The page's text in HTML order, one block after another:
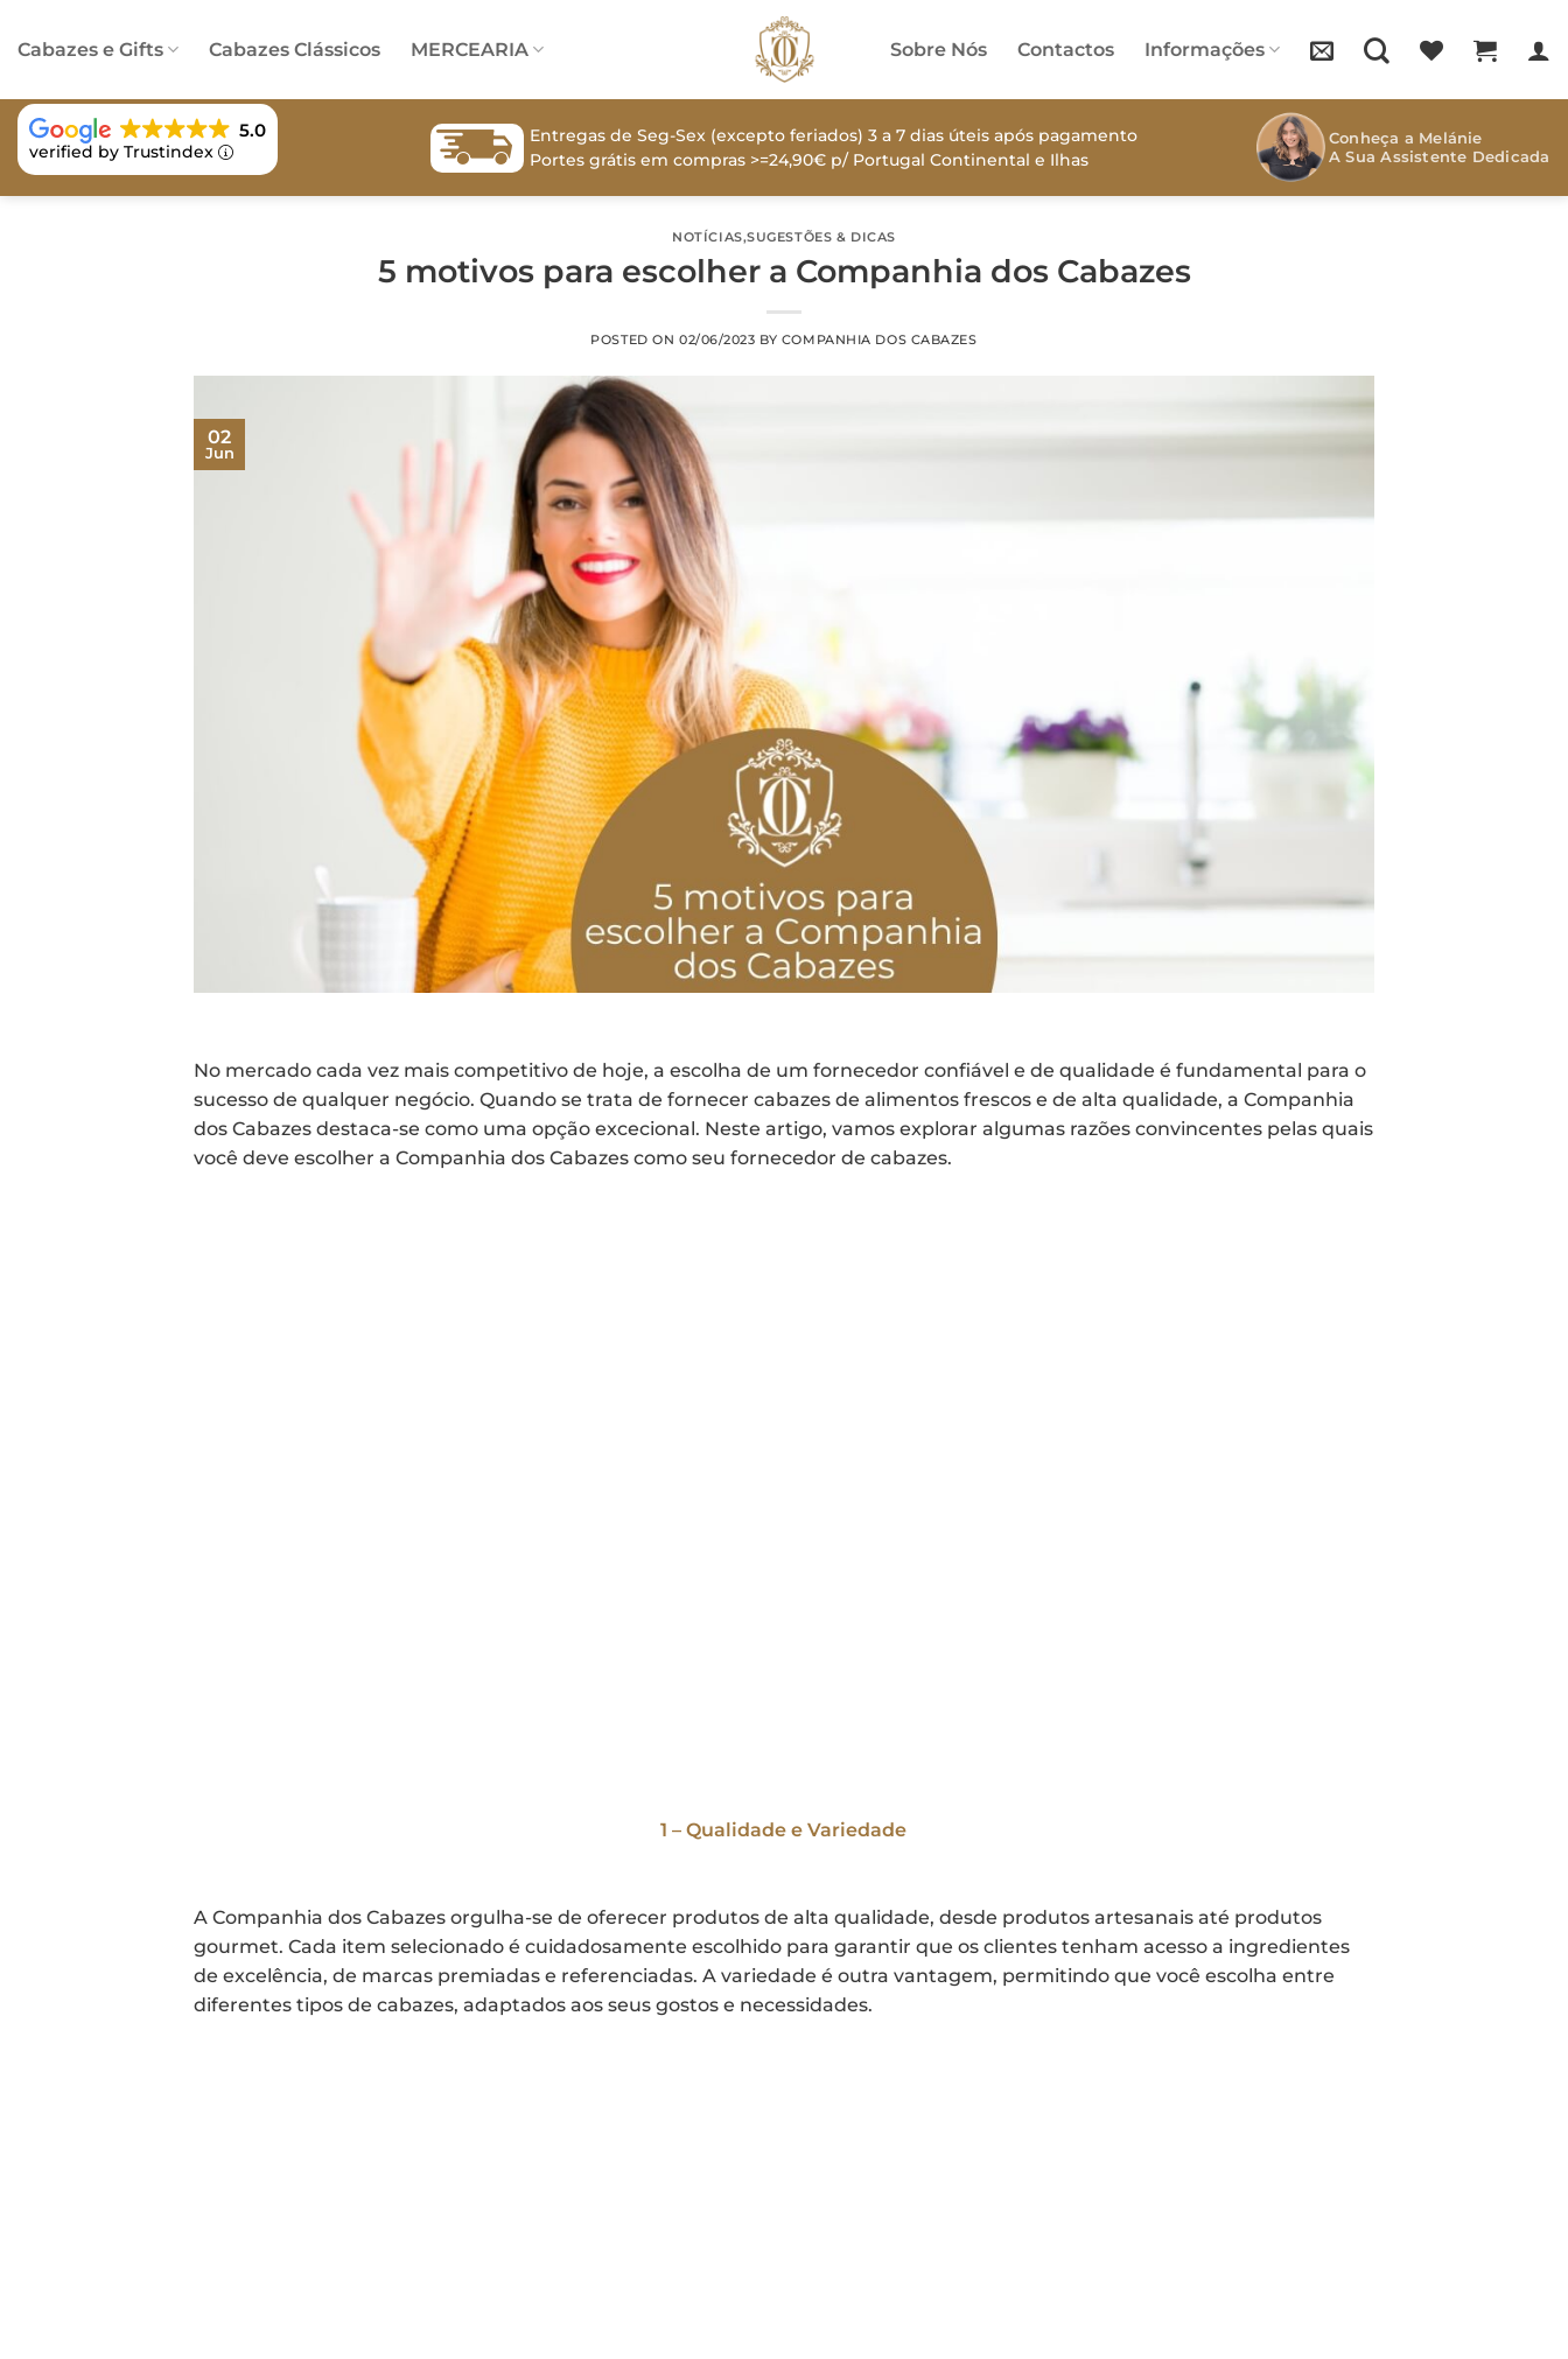
toCabazes e Gifts Cabazes Clássicos MERCEARIA Sobre Nós Contactos Informações
5.0
verified by Trustindex
Entregas de Seg-Sex (excepto feriados) 3 a 7 dias úteis após pagamento
Portes grátis em compras >=24,90€ p/ Portugal Continental e Ilhas
Conheça a Melánie
A Sua Assistente Dedicada
NOTÍCIAS,SUGESTÕES & DICAS
5 motivos para escolher a Companhia dos Cabazes
POSTED ON 02/06/2023 BY COMPANHIA DOS CABAZES
02
Jun
No mercado cada vez mais competitivo de hoje, a escolha de um fornecedor confiável e de qualidade é fundamental para o
sucesso de qualquer negócio. Quando se trata de fornecer cabazes de alimentos frescos e de alta qualidade, a Companhia
dos Cabazes destaca-se como uma opção excecional. Neste artigo, vamos explorar algumas razões convincentes pelas quais
você deve escolher a Companhia dos Cabazes como seu fornecedor de cabazes.
1 – Qualidade e Variedade
A Companhia dos Cabazes orgulha-se de oferecer produtos de alta qualidade, desde produtos artesanais até produtos
gourmet. Cada item selecionado é cuidadosamente escolhido para garantir que os clientes tenham acesso a ingredientes
de excelência, de marcas premiadas e referenciadas. A variedade é outra vantagem, permitindo que você escolha entre
diferentes tipos de cabazes, adaptados aos seus gostos e necessidades.